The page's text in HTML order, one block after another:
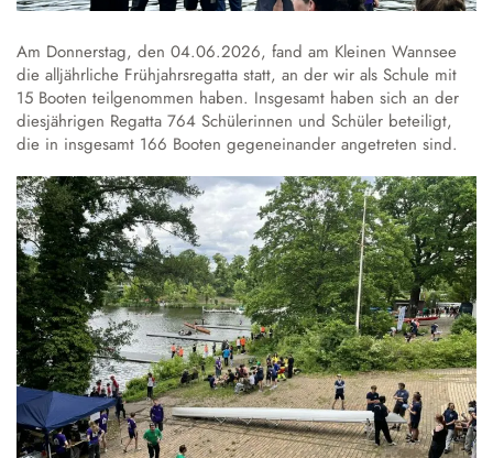
Schulgeschichte
Annette von Droste-Hülshoff
Sprachbildung
Austausch und Fahrten
Wettbewerbe
Instrumentenausleihe
Datenschutz
Alltag
Unterrichtszeiten
Verpflegung
Schließfächer
Schulordnung
Wechsel an die Droste
Am Donnerstag, den 04.06.2026, fand am Kleinen Wannsee
die alljährliche Frühjahrsregatta statt, an der wir als Schule mit
15 Booten teilgenommen haben. Insgesamt haben sich an der
diesjährigen Regatta 764 Schülerinnen und Schüler beteiligt,
die in insgesamt 166 Booten gegeneinander angetreten sind.